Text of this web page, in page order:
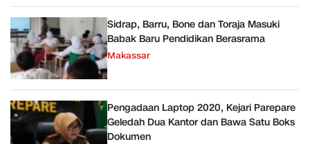
Sidrap, Barru, Bone dan Toraja Masuki
Babak Baru Pendidikan Berasrama
Makassar
Pengadaan Laptop 2020, Kejari Parepare
Geledah Dua Kantor dan Bawa Satu Boks
Dokumen